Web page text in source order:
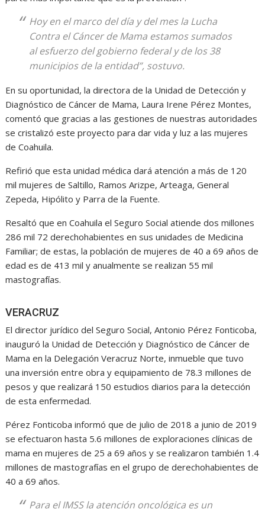
Hoy en el marco del día y del mes la Lucha
Contra el Cáncer de Mama estamos sumados
al esfuerzo del gobierno federal y de los 38
municipios de la entidad”, sostuvo.
En su oportunidad, la directora de la Unidad de Detección y
Diagnóstico de Cáncer de Mama, Laura Irene Pérez Montes,
comentó que gracias a las gestiones de nuestras autoridades
se cristalizó este proyecto para dar vida y luz a las mujeres
de Coahuila.
Refirió que esta unidad médica dará atención a más de 120
mil mujeres de Saltillo, Ramos Arizpe, Arteaga, General
Zepeda, Hipólito y Parra de la Fuente.
Resaltó que en Coahuila el Seguro Social atiende dos millones
286 mil 72 derechohabientes en sus unidades de Medicina
Familiar; de estas, la población de mujeres de 40 a 69 años de
edad es de 413 mil y anualmente se realizan 55 mil
mastografías.
VERACRUZ
El director jurídico del Seguro Social, Antonio Pérez Fonticoba,
inauguró la Unidad de Detección y Diagnóstico de Cáncer de
Mama en la Delegación Veracruz Norte, inmueble que tuvo
una inversión entre obra y equipamiento de 78.3 millones de
pesos y que realizará 150 estudios diarios para la detección
de esta enfermedad.
Pérez Fonticoba informó que de julio de 2018 a junio de 2019
se efectuaron hasta 5.6 millones de exploraciones clínicas de
mama en mujeres de 25 a 69 años y se realizaron también 1.4
millones de mastografías en el grupo de derechohabientes de
40 a 69 años.
Para el IMSS la atención oncológica es un